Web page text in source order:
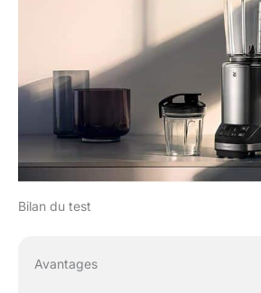
Bilan du test
Avantages